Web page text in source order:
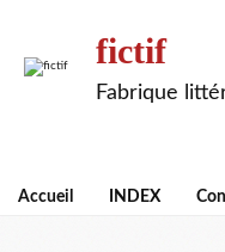
fictif
Fabrique
Accueil INDEX